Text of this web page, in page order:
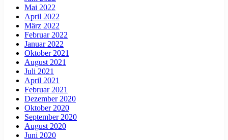
Mai 2022
April 2022
März 2022
Februar 2022
Januar 2022
Oktober 2021
August 2021
Juli 2021
April 2021
Februar 2021
Dezember 2020
Oktober 2020
September 2020
August 2020
Juni 2020